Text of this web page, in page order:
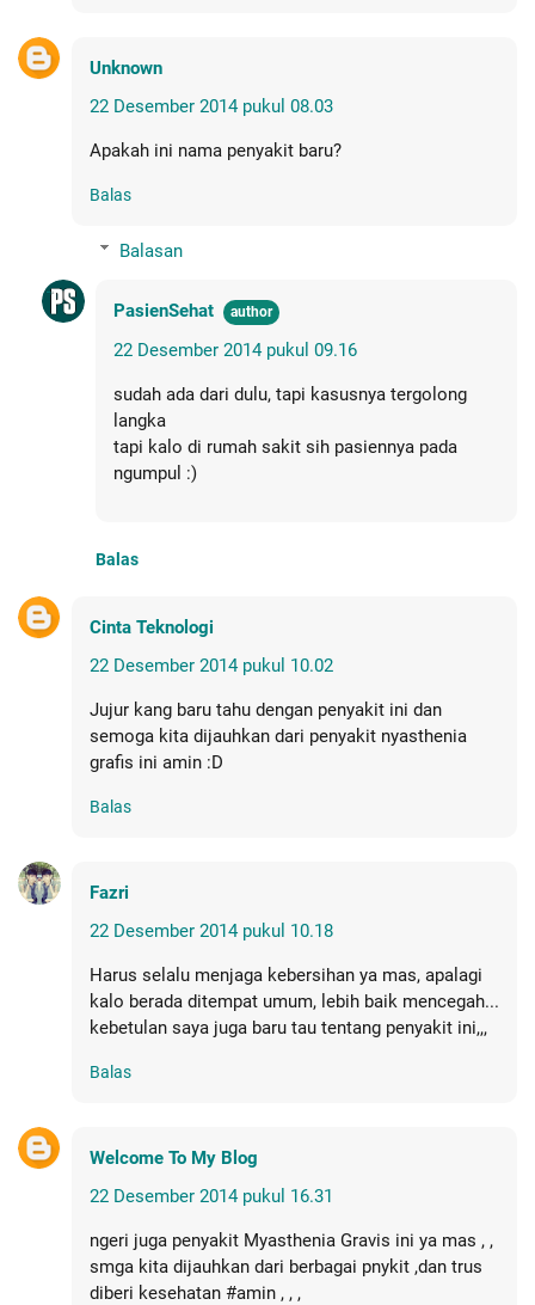
Unknown
22 Desember 2014 pukul 08.03
Apakah ini nama penyakit baru?
Balas
Balasan
PasienSehat
22 Desember 2014 pukul 09.16
sudah ada dari dulu, tapi kasusnya tergolong
langka
tapi kalo di rumah sakit sih pasiennya pada
ngumpul :)
Balas
Cinta Teknologi
22 Desember 2014 pukul 10.02
Jujur kang baru tahu dengan penyakit ini dan
semoga kita dijauhkan dari penyakit nyasthenia
grafis ini amin :D
Balas
Fazri
22 Desember 2014 pukul 10.18
Harus selalu menjaga kebersihan ya mas, apalagi
kalo berada ditempat umum, lebih baik mencegah...
kebetulan saya juga baru tau tentang penyakit ini,,,
Balas
Welcome To My Blog
22 Desember 2014 pukul 16.31
ngeri juga penyakit Myasthenia Gravis ini ya mas , ,
smga kita dijauhkan dari berbagai pnykit ,dan trus
diberi kesehatan #amin , , ,